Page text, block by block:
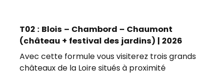
T02 : Blois – Chambord – Chaumont
(château + festival des jardins) | 2026
Avec cette formule vous visiterez trois grands
châteaux de la Loire situés à proximité